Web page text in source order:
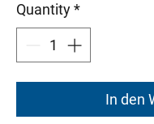
Quantity*
In den